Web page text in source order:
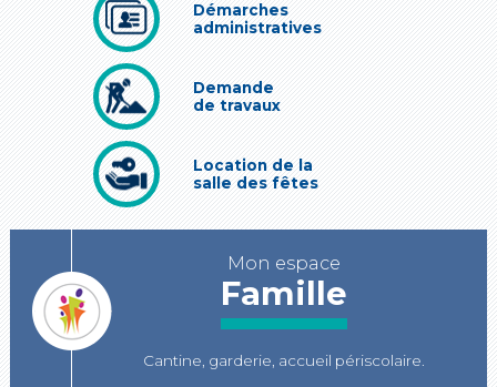
Démarches
administratives
Demande
de travaux
Location de la
salle des fêtes
Mon espace
Famille
Cantine, garderie, accueil périscolaire.